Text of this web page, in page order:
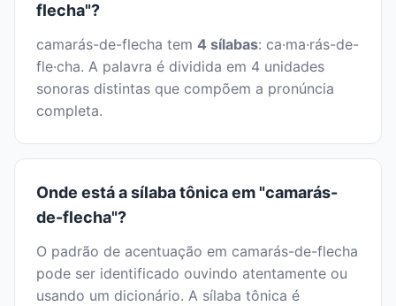
flecha"?
camarás-de-flecha tem 4 sílabas: ca·ma·rás-de-
fle·cha. A palavra é dividida em 4 unidades
sonoras distintas que compõem a pronúncia
completa.
Onde está a sílaba tônica em "camarás-
de-flecha"?
O padrão de acentuação em camarás-de-flecha
pode ser identificado ouvindo atentamente ou
usando um dicionário. A sílaba tônica é